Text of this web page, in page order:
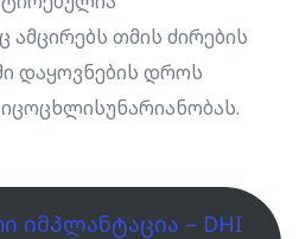
ამცირებს თმის ძირების
დაყოვნების დროს
იმპლანტაცია – DHI